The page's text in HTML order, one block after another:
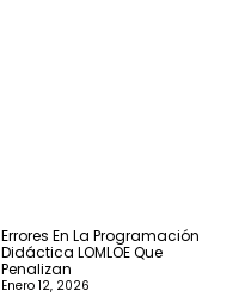
Errores En La Programación
Didáctica LOMLOE Que
Penalizan
Enero 12, 2026